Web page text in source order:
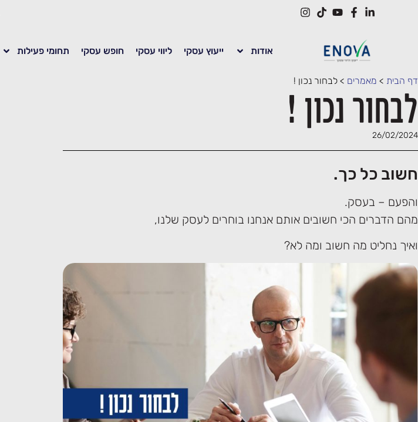
אודות ייעוץ עסקי ליווי עסקי חופש עסקי תחומי פעילות
דף הבית > מאמרים > לבחור נכון !
לבחור נכון !
26/02/2024
חשוב כל כך.
והפעם – בעסק.
מהם הדברים הכי חשובים אותם אנחנו בוחרים לעסק שלנו,
ואיך נחליט מה חשוב ומה לא?